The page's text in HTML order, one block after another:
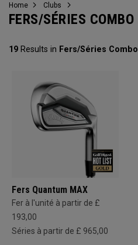
Home Clubs
FERS/SÉRIES COMBO
19 Results in Fers/Séries Combo
Fers Quantum MAX
Fer à l'unité à partir de £
193,00
Séries à partir de £ 965,00